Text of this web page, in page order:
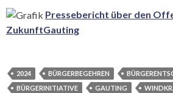
Pressebericht über den
ZukunftGauting
2024 BÜRGERBEGEHREN
BÜRGERINITIATIVE
GAUTING